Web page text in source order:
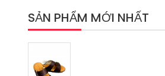
SẢN PHẨM MỚI NHẤT